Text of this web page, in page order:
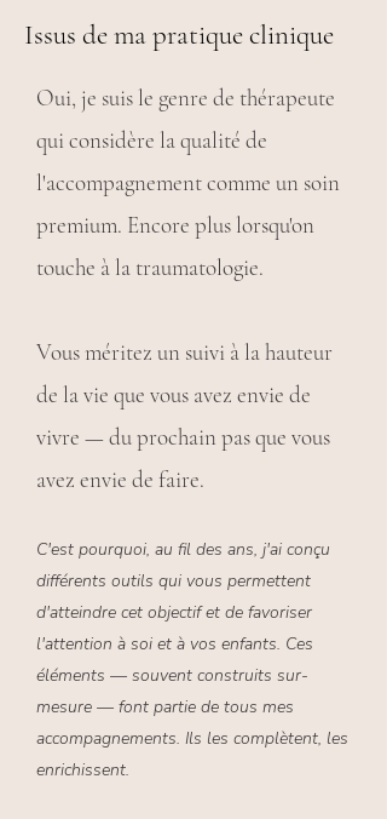
Issus de ma pratique clinique
Oui, je suis le genre de thérapeute
qui considère la qualité de
l'accompagnement comme un soin
premium. Encore plus lorsqu'on
touche à la traumatologie.
Vous méritez un suivi à la hauteur
de la vie que vous avez envie de
vivre — du prochain pas que vous
avez envie de faire.
C'est pourquoi, au fil des ans, j'ai conçu
différents outils qui vous permettent
d'atteindre cet objectif et de favoriser
l'attention à soi et à vos enfants. Ces
éléments — souvent construits sur-
mesure — font partie de tous mes
accompagnements. Ils les complètent, les
enrichissent.